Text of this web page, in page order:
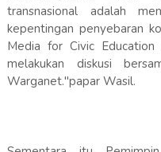
transnasional adalah
kepentingan penyebaran
Media for Civic
melakukan diskusi
Warganet."papar Wasil.